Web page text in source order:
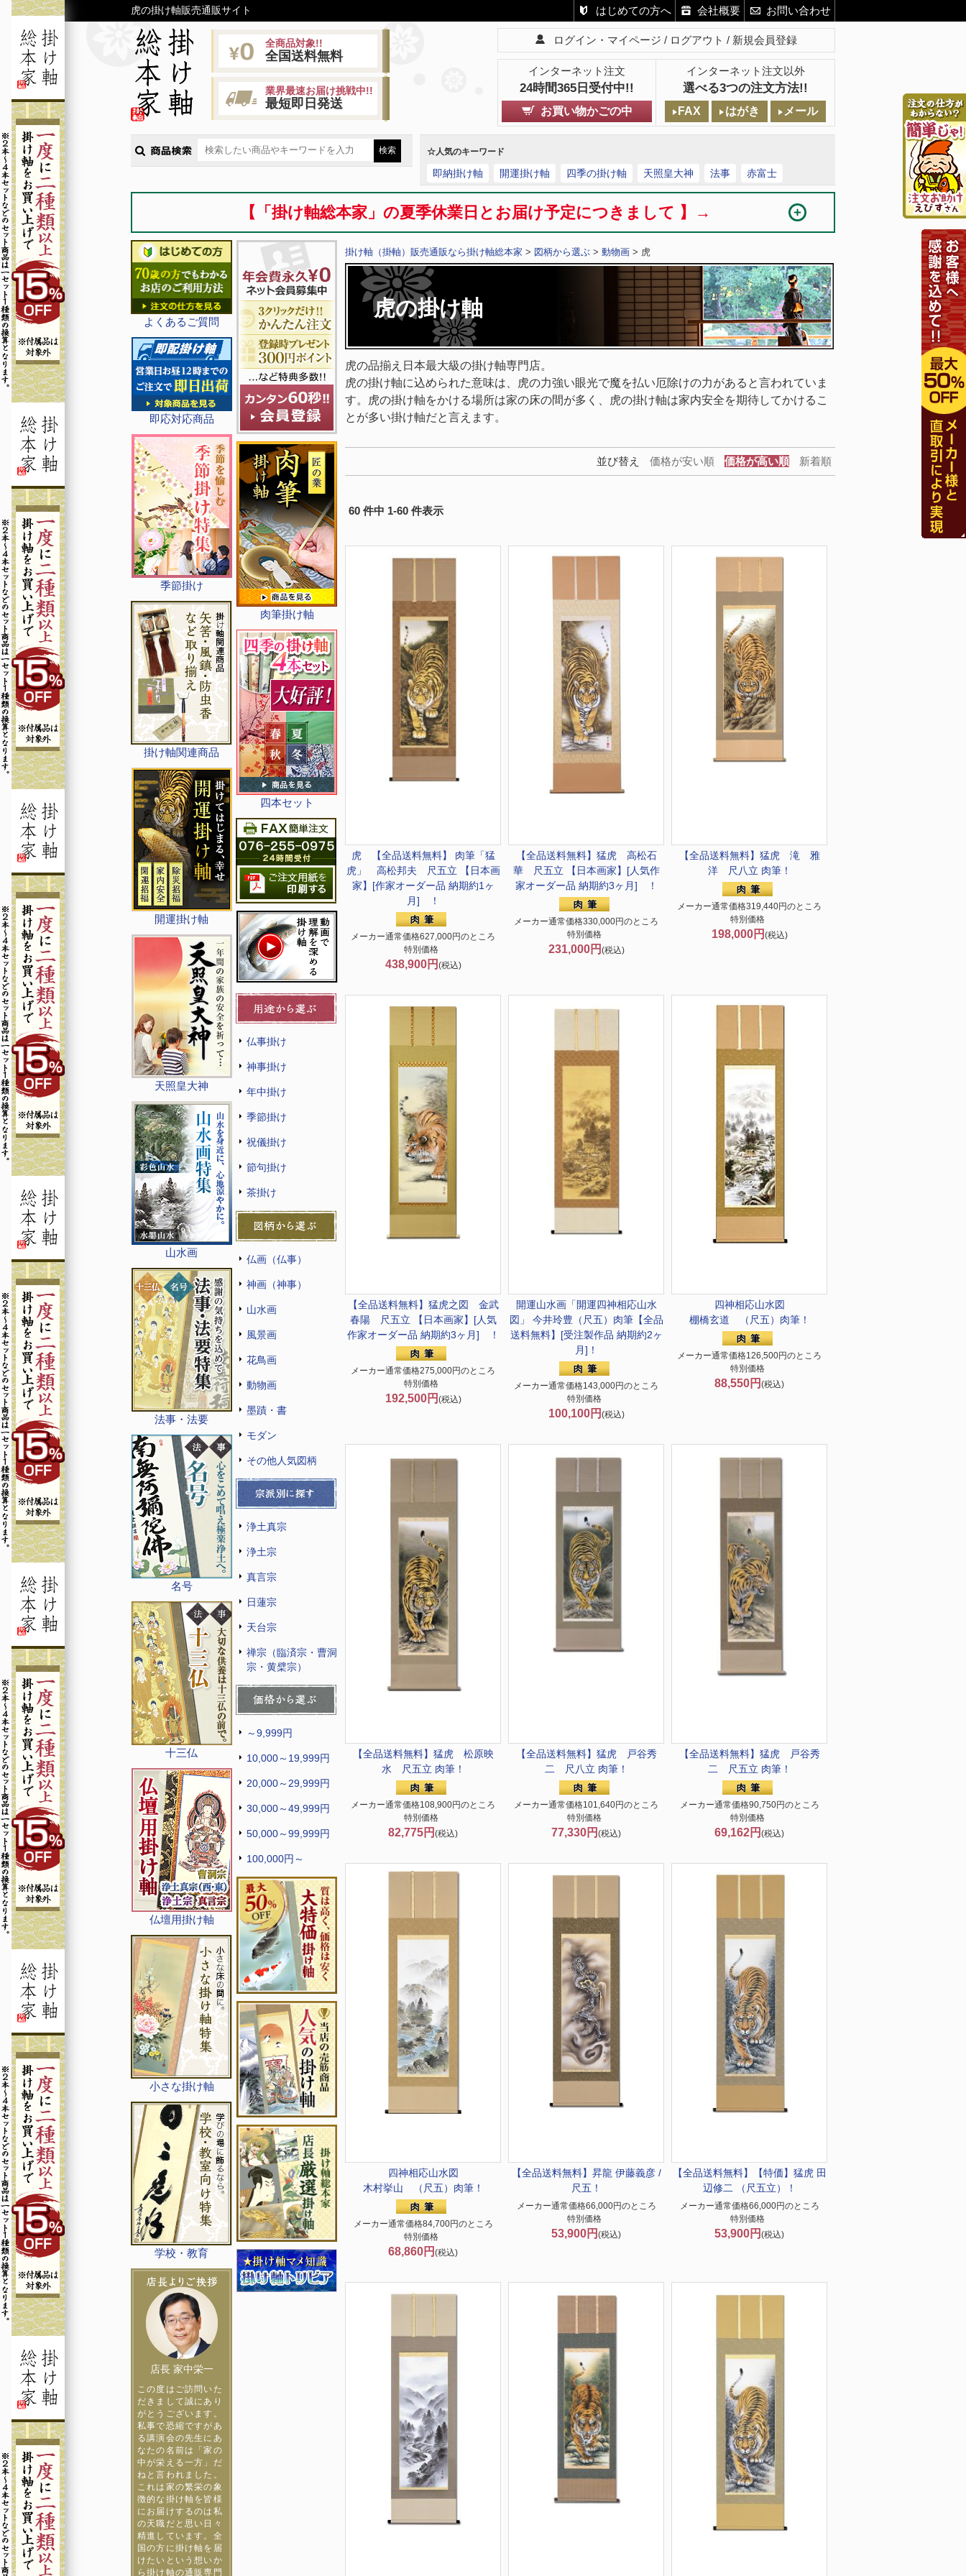
虎の掛け軸販売通販サイト はじめての方へ 会社概要 お問い合わせ
全商品対象!!
全国送料無料
業界最速お届け挑戦中!!
最短即日発送
ログイン・マイページ ログアウト 新規会員登録
インターネット注文
24時間365日受付中!!
インターネット注文以外
選べる3つの注文方法!!
お買い物かごの中 FAX はがき メール
☆人気のキーワード
即納掛け軸 開運掛け軸 四季の掛け軸 天照皇大神 法事 赤富士
【「掛け軸総本家」の夏季休業日とお届け予定につきまして 】→
よくあるご質問
即応対応商品
季節掛け
掛け軸関連商品
開運掛け軸
天照皇大神
山水画
法事・法要
名号
十三仏
仏壇用掛け軸
小さな掛け軸
学校・教育
店長 家中栄一
この度はご訪問いた
だきまして誠にあり
がとうございます。
私事で恐縮ですがあ
る講演会の先生にあ
なたの名前は「家の
中が栄える一方」だ
ねと言われました。
これは家の繁栄の象
徴的な掛け軸を皆様
にお届けするのは私
の天職だと思い日々
精進しています。全
国の方に掛け軸を届
けたいという想いか
ら掛け軸の通販専門
肉筆掛け軸
四本セット
仏事掛け
神事掛け
年中掛け
季節掛け
祝儀掛け
節句掛け
茶掛け
仏画（仏事）
神画（神事）
山水画
風景画
花鳥画
動物画
墨蹟・書
モダン
その他人気図柄
浄土真宗
浄土宗
真言宗
日蓮宗
天台宗
禅宗（臨済宗・曹洞
宗・黄檗宗）
～9,999円
10,000～19,999円
20,000～29,999円
30,000～49,999円
50,000～99,999円
100,000円～
掛け軸（掛軸）販売通販なら掛け軸総本家 > 図柄から選ぶ > 動物画 > 虎
虎の掛け軸
虎の品揃え日本最大級の掛け軸専門店。
虎の掛け軸に込められた意味は、虎の力強い眼光で魔を払い厄除けの力があると言われていま
す。虎の掛け軸をかける場所は家の床の間が多く、虎の掛け軸は家内安全を期待してかけるこ
とが多い掛け軸だと言えます。
並び替え 価格が安い順 価格が高い順 新着順
60 件中 1-60 件表示
虎 【全品送料無料】 肉筆「猛
虎」 高松邦夫 尺五立 【日本画
家】[作家オーダー品 納期約1ヶ
月] ！
メーカー通常価格627,000円のところ
特別価格
438,900円 (税込)
【全品送料無料】 猛虎 高松石
華 尺五立 【日本画家】[人気作
家オーダー品 納期約3ヶ月] ！
メーカー通常価格330,000円のところ
特別価格
231,000円 (税込)
【全品送料無料】 猛虎 滝 雅
洋 尺八立 肉筆！
メーカー通常価格319,440円のところ
特別価格
198,000円 (税込)
【全品送料無料】 猛虎之図 金武
春陽 尺五立 【日本画家】[人気
作家オーダー品 納期約3ヶ月] ！
メーカー通常価格275,000円のところ
特別価格
192,500円 (税込)
開運山水画「開運四神相応山水
図」 今井玲豊（尺五）肉筆【全品
送料無料】[受注製作品 納期約2ヶ
月]！
メーカー通常価格143,000円のところ
特別価格
100,100円 (税込)
四神相応山水図
棚橋玄道 （尺五）肉筆！
メーカー通常価格126,500円のところ
特別価格
88,550円 (税込)
【全品送料無料】 猛虎 松原映
水 尺五立 肉筆！
メーカー通常価格108,900円のところ
特別価格
82,775円 (税込)
【全品送料無料】 猛虎 戸谷秀
二 尺八立 肉筆！
メーカー通常価格101,640円のところ
特別価格
77,330円 (税込)
【全品送料無料】 猛虎 戸谷秀
二 尺五立 肉筆！
メーカー通常価格90,750円のところ
特別価格
69,162円 (税込)
四神相応山水図
木村挙山 （尺五）肉筆！
メーカー通常価格84,700円のところ
特別価格
68,860円 (税込)
【全品送料無料】 昇龍 伊藤義彦 /
尺五！
メーカー通常価格66,000円のところ
特別価格
53,900円 (税込)
【全品送料無料】【特価】 猛虎 田
辺修二 （尺五立）！
メーカー通常価格66,000円のところ
特別価格
53,900円 (税込)